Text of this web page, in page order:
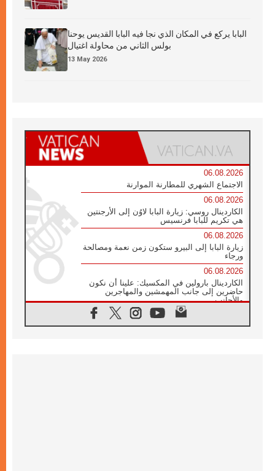
البابا يركع في المكان الذي نجا فيه البابا القديس يوحنا
بولس الثاني من محاولة اغتيال
13 May 2026
06.08.2026
الاجتماع الشهري للمطارنة الموارنة
06.08.2026
الكاردينال روسي: زيارة البابا لاوُن إلى الأرجنتين
هي تكريم للبابا فرنسيس
06.08.2026
زيارة البابا إلى البيرو ستكون زمن نعمة ومصالحة
ورجاء
06.08.2026
الكاردينال بارولين في المكسيك: علينا أن نكون
حاضرين إلى جانب المهمشين والمهاجرين
والأجانب
البابا لاوُن الرابع عشر للشباب في أسيزي: